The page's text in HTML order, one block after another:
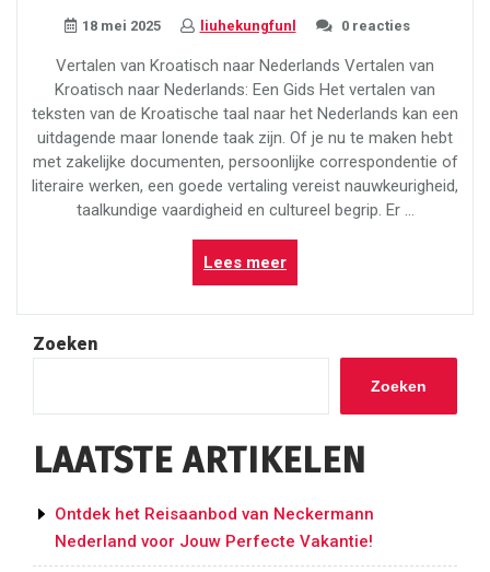
18 mei 2025 liuhekungfunl 0 reacties
Vertalen van Kroatisch naar Nederlands Vertalen van
Kroatisch naar Nederlands: Een Gids Het vertalen van
teksten van de Kroatische taal naar het Nederlands kan een
uitdagende maar lonende taak zijn. Of je nu te maken hebt
met zakelijke documenten, persoonlijke correspondentie of
literaire werken, een goede vertaling vereist nauwkeurigheid,
taalkundige vaardigheid en cultureel begrip. Er …
Lees meer“Gids
voor
het
van
Zoeken
Zoeken
LAATSTE ARTIKELEN
Ontdek het Reisaanbod van Neckermann
Nederland voor Jouw Perfecte Vakantie!